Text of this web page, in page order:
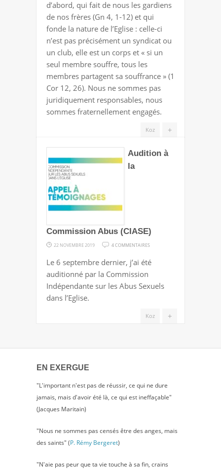
SA
d’abord, qui fait de nous les gardiens
de nos frères (Gn 4, 1-12) et qui
fonde la nature de l’Eglise : celle-ci
n’est pas précisément un syndicat ou
un club, elle est un corps et « si un
seul membre souffre, tous les
membres partagent sa souffrance » (1
Cor 12, 26). Nous ne sommes pas
juridiquement responsables, nous
sommes fraternellement engagés.
+
Koz
Audition à
la
Commission Abus (CIASE)
22 NOVEMBRE 2019 4 COMMENTAIRES
À
COMMISSION
(CIASE)
Le 6 septembre dernier, j’ai été
auditionné par la Commission
Indépendante sur les Abus Sexuels
dans l’Eglise.
+
Koz
EN EXERGUE
"L'important n'est pas de réussir, ce qui ne dure
jamais, mais d'avoir été là, ce qui est ineffaçable"
(Jacques Maritain)
"Nous ne sommes pas censés être des anges, mais
des saints" (P. Rémy Bergeret)
"N'aie pas peur que ta vie touche à sa fin, crains